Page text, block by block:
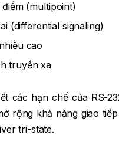
(multipoint)
(differential signaling)
cao
truyền xa
các hạn chế của RS-
rộng khả năng giao
tri-state.